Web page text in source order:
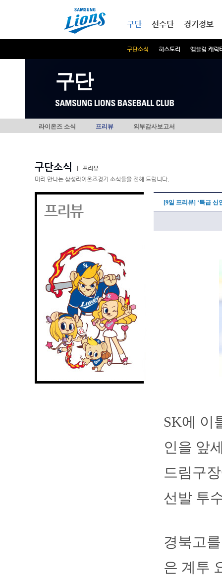
구단
구단소식 히스토리 엠블럼 캐릭
선수단 경기정보
구단
라이온즈 소식 프리뷰 외부감사보고서
구단소식
프리뷰
미리 만나는 삼성라이온즈경기 소식들을 전해 드립니다.
프리뷰 [9일 프리뷰] ‘특급 신
SK에 이
인을 앞
드림구
선발 투
경북고
은 계투